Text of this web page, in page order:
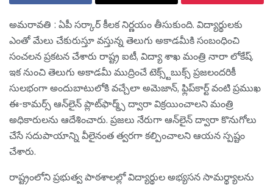
అమ‌రావ‌తి : ఏపీ స‌ర్కార్ కీల‌క నిర్ణ‌యం తీసుకుంది. విద్యార్థుల‌కు
ఎంతో మేలు చేకురుస్తూ వ‌స్తున్న తెలుగు అకాడ‌మీకి సంబంధించి
సంచ‌ల‌న ప్ర‌క‌ట‌న చేశారు రాష్ట్ర ఐటీ, విద్యా శాఖ మంత్రి నారా లోకేష్.
ఇక నుంచి తెలుగు అకాడమీ ముద్రించే టెక్స్ట్‌బుక్స్ ప్రజలందరికీ
సులభంగా అందుబాటులోకి వచ్చేలా అమెజాన్, ఫ్లిప్‌కార్ట్ వంటి ప్రముఖ
ఈ-కామర్స్ ఆన్‌లైన్ ప్లాట్‌ఫార్మ్స్‌ ద్వారా విక్రయించాలని మంత్రి
అధికారులను ఆదేశించారు. ప్రజలు నేరుగా ఆన్‌లైన్ ద్వారా కొనుగోలు
చేసే సదుపాయాన్ని వీలైనంత త్వరగా కల్పించాలని ఆయన స్పష్టం
చేశారు.
రాష్ట్రంలోని ప్రభుత్వ పాఠశాలల్లో విద్యార్థుల అభ్యసన సామర్థ్యాలను